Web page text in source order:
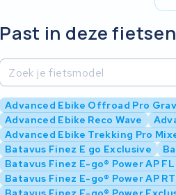
Past in deze fietsen
Advanced Ebike Offroad Pro
Advanced Ebike Reco Wave
Advanced Ebike Trekking Pro
Batavus Finez E go Exclusive
Batavus Finez E-go® Power AP
Batavus Finez E-go® Power AP